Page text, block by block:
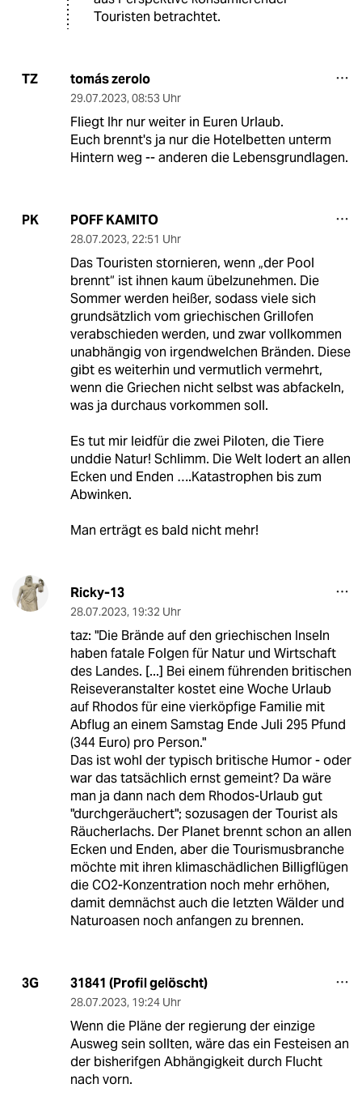
Touristen betrachtet.
TZ tomás zerolo
29.07.2023, 08:53 Uhr
Fliegt Ihr nur weiter in Euren Urlaub.
Euch brennt's ja nur die Hotelbetten unterm
Hintern weg -- anderen die Lebensgrundlagen.
PK POFF KAMITO
28.07.2023, 22:51 Uhr
Das Touristen stornieren, wenn „der Pool
brennt“ ist ihnen kaum übelzunehmen. Die
Sommer werden heißer, sodass viele sich
grundsätzlich vom griechischen Grillofen
verabschieden werden, und zwar vollkommen
unabhängig von irgendwelchen Bränden. Diese
gibt es weiterhin und vermutlich vermehrt,
wenn die Griechen nicht selbst was abfackeln,
was ja durchaus vorkommen soll.
Es tut mir leidfür die zwei Piloten, die Tiere
unddie Natur! Schlimm. Die Welt lodert an allen
Ecken und Enden ….Katastrophen bis zum
Abwinken.
Man erträgt es bald nicht mehr!
Ricky-13
28.07.2023, 19:32 Uhr
taz: "Die Brände auf den griechischen Inseln
haben fatale Folgen für Natur und Wirtschaft
des Landes. [...] Bei einem führenden britischen
Reiseveranstalter kostet eine Woche Urlaub
auf Rhodos für eine vierköpfige Familie mit
Abflug an einem Samstag Ende Juli 295 Pfund
(344 Euro) pro Person."
Das ist wohl der typisch britische Humor - oder
war das tatsächlich ernst gemeint? Da wäre
man ja dann nach dem Rhodos-Urlaub gut
"durchgeräuchert"; sozusagen der Tourist als
Räucherlachs. Der Planet brennt schon an allen
Ecken und Enden, aber die Tourismusbranche
möchte mit ihren klimaschädlichen Billigflügen
die CO2-Konzentration noch mehr erhöhen,
damit demnächst auch die letzten Wälder und
Naturoasen noch anfangen zu brennen.
3G 31841 (Profil gelöscht)
28.07.2023, 19:24 Uhr
Wenn die Pläne der regierung der einzige
Ausweg sein sollten, wäre das ein Festeisen an
der bisherifgen Abhängigkeit durch Flucht
nach vorn.